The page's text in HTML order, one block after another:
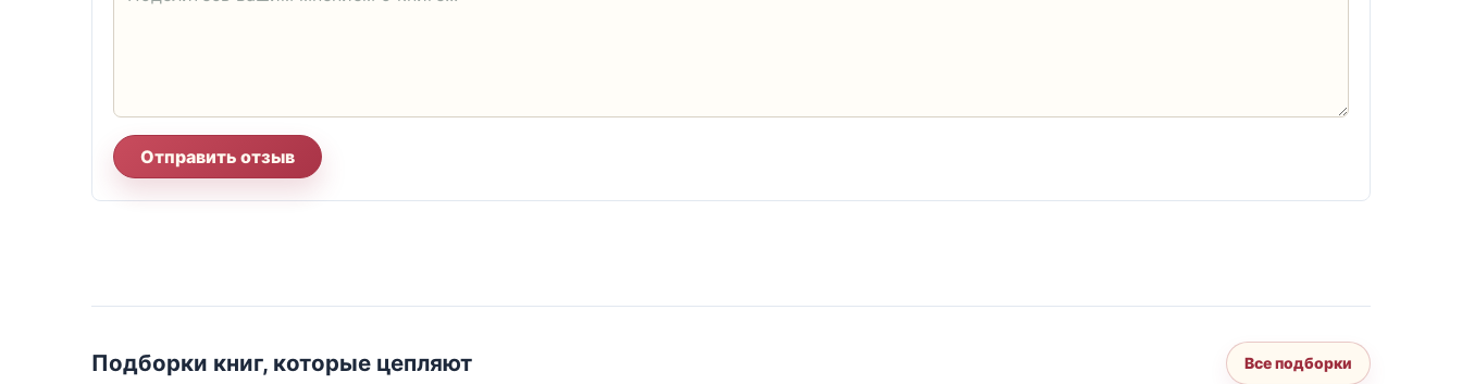
Отправить отзыв
Подборки книг, которые цепляют Все подборки